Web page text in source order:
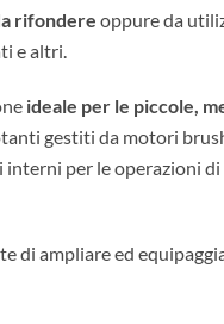
rifondere oppure da
e altri.
ideale per le piccole,
gestiti da motori
interni per le operazioni
di ampliare ed